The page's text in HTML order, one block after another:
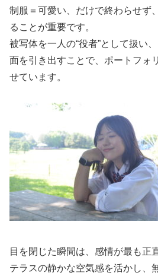
制服＝可愛い、だけで終わらせず
ることが重要です。
被写体を一人の“役者”として扱い
面を引き出すことで、ポートフォ
せています。
目を閉じた瞬間は、感情が最も正
テラスの静かな空気感を活かし、